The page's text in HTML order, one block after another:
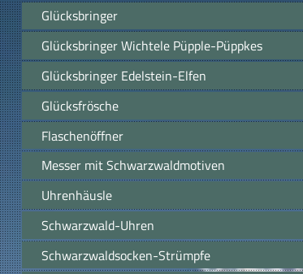
Glücksbringer
Glücksbringer Wichtele Püpple-Püppkes
Glücksbringer Edelstein-Elfen
Glücksfrösche
Flaschenöffner
Messer mit Schwarzwaldmotiven
Uhrenhäusle
Schwarzwald-Uhren
Schwarzwaldsocken-Strümpfe